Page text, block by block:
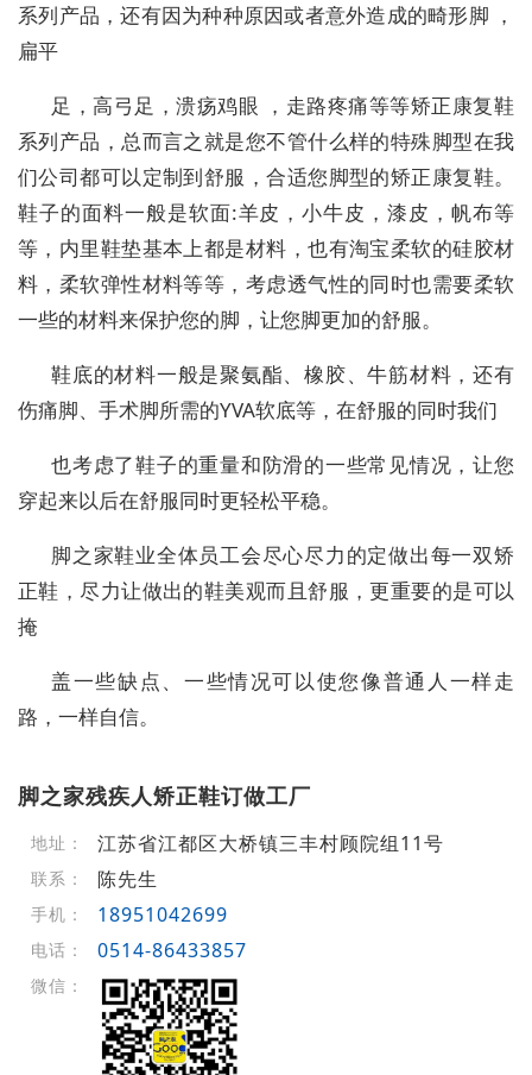
系列产品，还有因为种种原因或者意外造成的畸形脚 ，
扁平
足，高弓足，溃疡鸡眼 ，走路疼痛等等矫正康复鞋
系列产品，总而言之就是您不管什么样的特殊脚型在我
们公司都可以定制到舒服，合适您脚型的矫正康复鞋。
鞋子的面料一般是软面:羊皮，小牛皮，漆皮，帆布等
等，内里鞋垫基本上都是材料，也有淘宝柔软的硅胶材
料，柔软弹性材料等等，考虑透气性的同时也需要柔软
一些的材料来保护您的脚，让您脚更加的舒服。
鞋底的材料一般是聚氨酯、橡胶、牛筋材料，还有
伤痛脚、手术脚所需的YVA软底等，在舒服的同时我们
也考虑了鞋子的重量和防滑的一些常见情况，让您
穿起来以后在舒服同时更轻松平稳。
脚之家鞋业全体员工会尽心尽力的定做出每一双矫
正鞋，尽力让做出的鞋美观而且舒服，更重要的是可以
掩
盖一些缺点、一些情况可以使您像普通人一样走
路，一样自信。
脚之家残疾人矫正鞋订做工厂
地址： 江苏省江都区大桥镇三丰村顾院组11号
联系： 陈先生
手机： 18951042699
电话： 0514-86433857
微信：